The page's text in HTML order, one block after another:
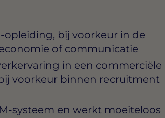
bij voorkeur in de
of communicatie
in een commerciële
voorkeur binnen recruitment
systeem en werkt moeiteloos